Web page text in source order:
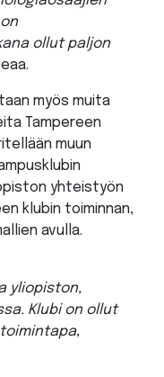
ollut paljon
myös muita
Tampereen
muun
yhteistyön
klubin toiminnan,
avulla.
yliopiston,
Klubi on ollut
,